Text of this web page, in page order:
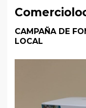
CAMPAÑA DE
LOCAL